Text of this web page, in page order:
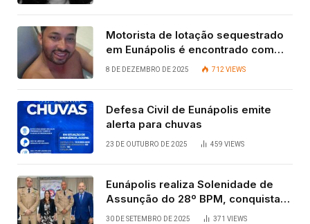
Motorista de lotação sequestrado
em Eunápolis é encontrado com
vida após quatro dias.
8 DE DEZEMBRO DE 2025 712 VIEWS
Defesa Civil de Eunápolis emite
alerta para chuvas
23 DE OUTUBRO DE 2025 459 VIEWS
Eunápolis realiza Solenidade de
Assunção do 28º BPM, conquista
viabilizada por articulação política
30 DE SETEMBRO DE 2025 371 VIEWS